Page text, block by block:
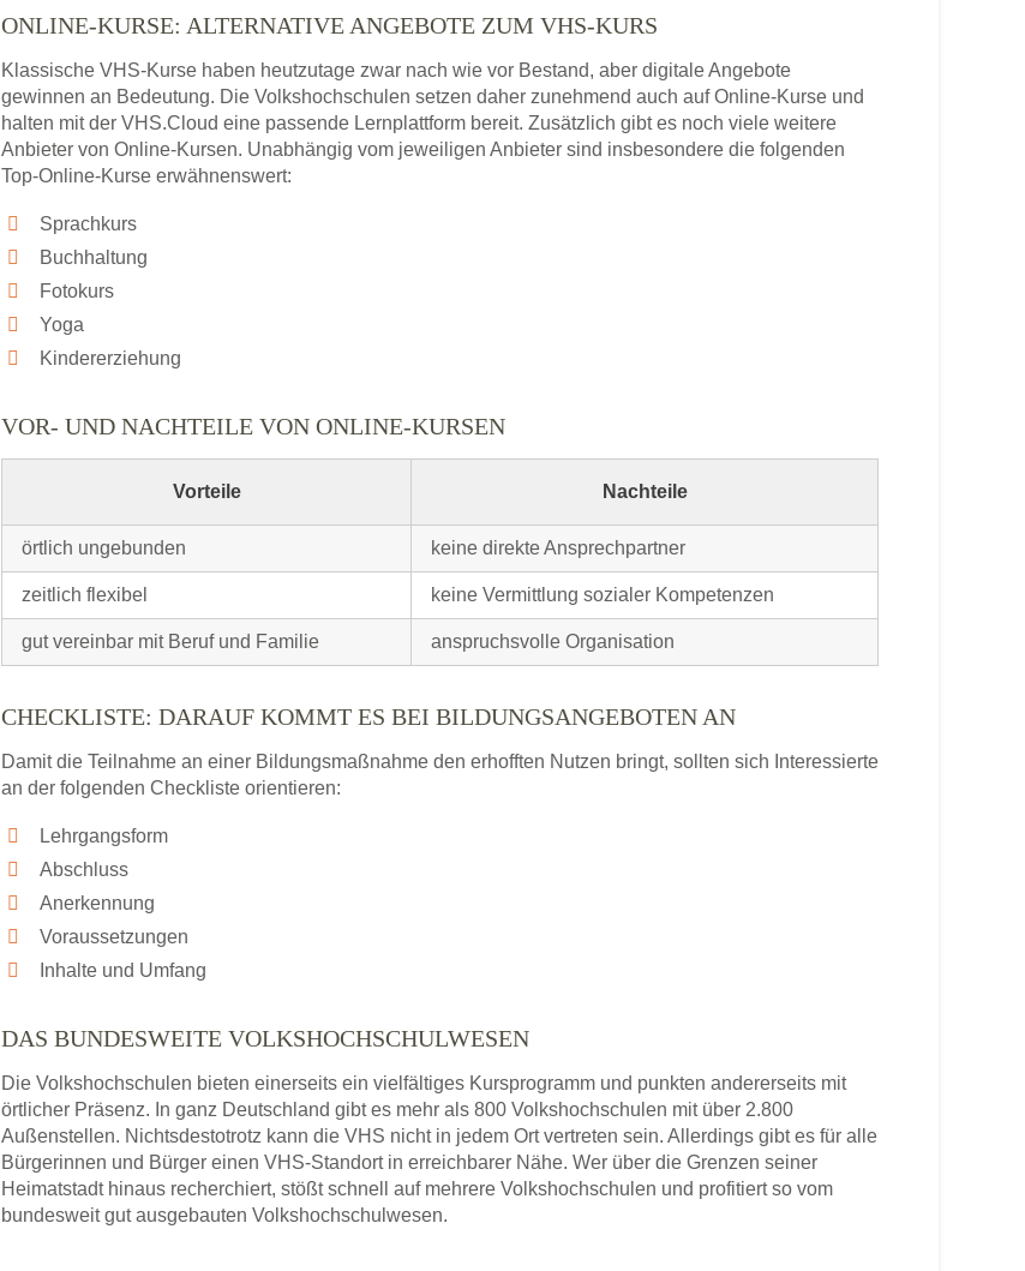
ONLINE-KURSE: ALTERNATIVE ANGEBOTE ZUM VHS-KURS
Klassische VHS-Kurse haben heutzutage zwar nach wie vor Bestand, aber digitale Angebote
gewinnen an Bedeutung. Die Volkshochschulen setzen daher zunehmend auch auf Online-Kurse und
halten mit der VHS.Cloud eine passende Lernplattform bereit. Zusätzlich gibt es noch viele weitere
Anbieter von Online-Kursen. Unabhängig vom jeweiligen Anbieter sind insbesondere die folgenden
Top-Online-Kurse erwähnenswert:
Sprachkurs
Buchhaltung
Fotokurs
Yoga
Kindererziehung
VOR- UND NACHTEILE VON ONLINE-KURSEN
Vorteile Nachteile
örtlich ungebunden keine direkte Ansprechpartner
zeitlich flexibel keine Vermittlung sozialer Kompetenzen
gut vereinbar mit Beruf und Familie anspruchsvolle Organisation
CHECKLISTE: DARAUF KOMMT ES BEI BILDUNGSANGEBOTEN AN
Damit die Teilnahme an einer Bildungsmaßnahme den erhofften Nutzen bringt, sollten sich Interessierte
an der folgenden Checkliste orientieren:
Lehrgangsform
Abschluss
Anerkennung
Voraussetzungen
Inhalte und Umfang
DAS BUNDESWEITE VOLKSHOCHSCHULWESEN
Die Volkshochschulen bieten einerseits ein vielfältiges Kursprogramm und punkten andererseits mit
örtlicher Präsenz. In ganz Deutschland gibt es mehr als 800 Volkshochschulen mit über 2.800
Außenstellen. Nichtsdestotrotz kann die VHS nicht in jedem Ort vertreten sein. Allerdings gibt es für alle
Bürgerinnen und Bürger einen VHS-Standort in erreichbarer Nähe. Wer über die Grenzen seiner
Heimatstadt hinaus recherchiert, stößt schnell auf mehrere Volkshochschulen und profitiert so vom
bundesweit gut ausgebauten Volkshochschulwesen.